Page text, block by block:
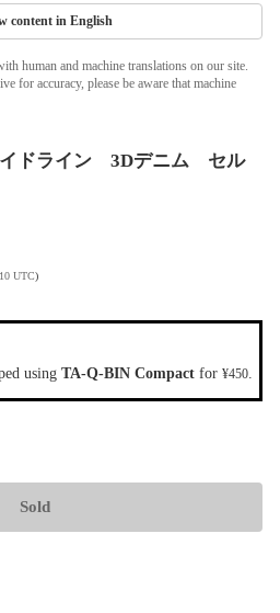
content in English
human and machine translations on our site.
for accuracy, please be aware that machine
イドライン 3Dデニム セル
UTC)
using TA-Q-BIN Compact for ¥450.
Sold